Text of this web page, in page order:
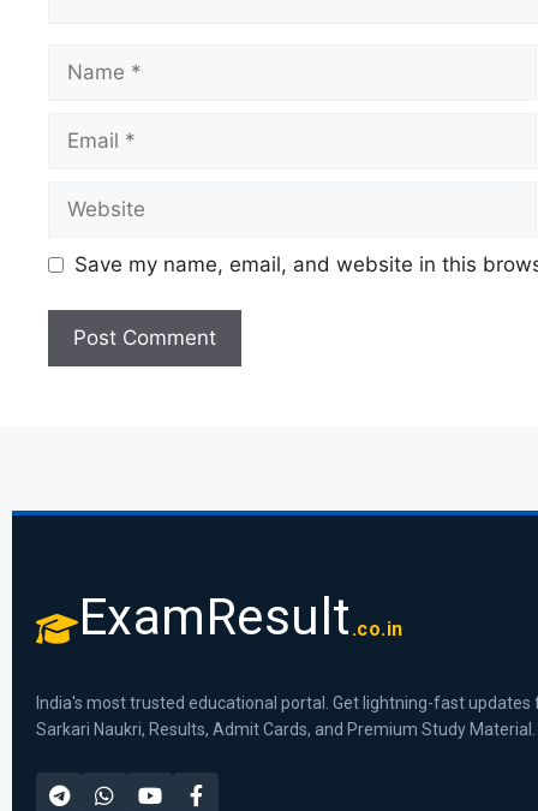
Save my name, email, and website in this
ExamResult .co.in
India's most trusted educational portal. Get lightning-fast updates
Sarkari Naukri, Results, Admit Cards, and Premium Study Material.